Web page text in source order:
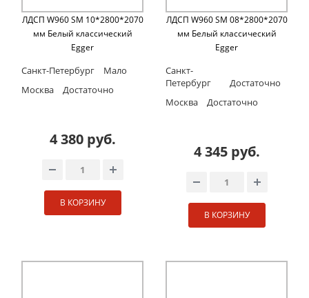
ЛДСП W960 SM 10*2800*2070
мм Белый классический
Egger
Санкт-Петербург
Мало
Москва
Достаточно
4 380 руб.
В КОРЗИНУ
ЛДСП W960 SM 08*2800*2070
мм Белый классический
Egger
Санкт-
Петербург
Достаточно
Москва
Достаточно
4 345 руб.
В КОРЗИНУ